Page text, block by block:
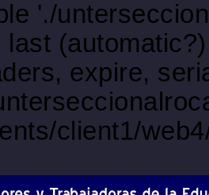
'./
last
expire,
client1/